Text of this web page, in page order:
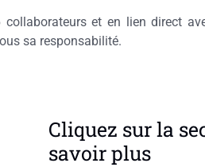
collaborateurs et en lien direct
sa responsabilité.
Cliquez sur la
savoir plus